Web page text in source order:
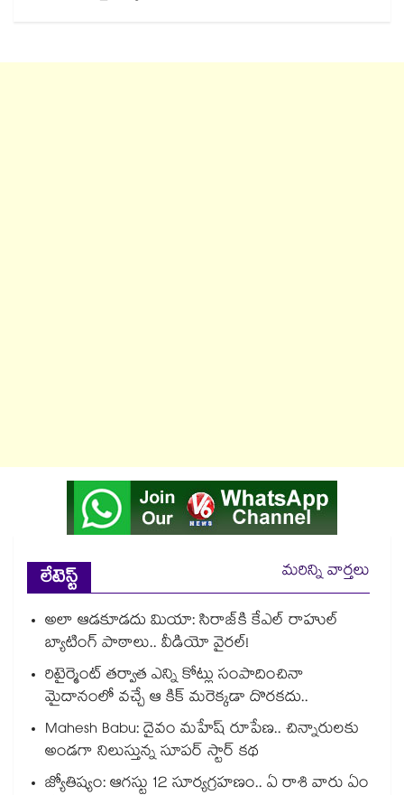
లేటెస్ట్
మరిన్ని వార్తలు
అలా ఆడకూడదు మియా: సిరాజ్‌కి కేఎల్ రాహుల్
బ్యాటింగ్ పాఠాలు.. వీడియో వైరల్!
రిటైర్మెంట్ తర్వాత ఎన్ని కోట్లు సంపాదించినా
మైదానంలో వచ్చే ఆ కిక్ మరెక్కడా దొరకదు..
Mahesh Babu: దైవం మహేష్ రూపేణ.. చిన్నారులకు
అండగా నిలుస్తున్న సూపర్ స్టార్ కథ
జ్యోతిష్యం: ఆగస్టు 12 సూర్యగ్రహణం.. ఏ రాశి వారు ఏం